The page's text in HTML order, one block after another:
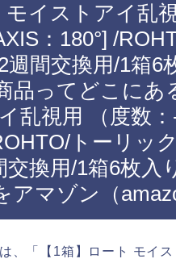
モイストアイ乱
：180°] /
週間交換用/1箱6
品ってどこにあ
乱視用 （度数
トーリッ
交換用/1箱6枚入
アマゾン（
、「【1箱】ロート モイ